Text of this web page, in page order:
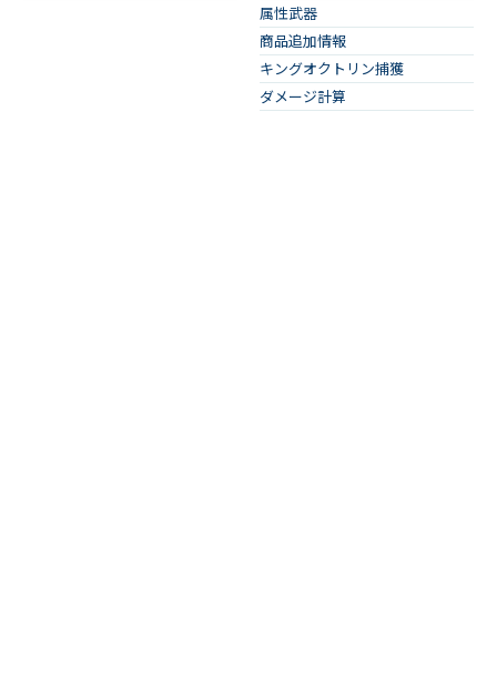
属性武器
商品追加情報
キングオクトリン捕獲
ダメージ計算